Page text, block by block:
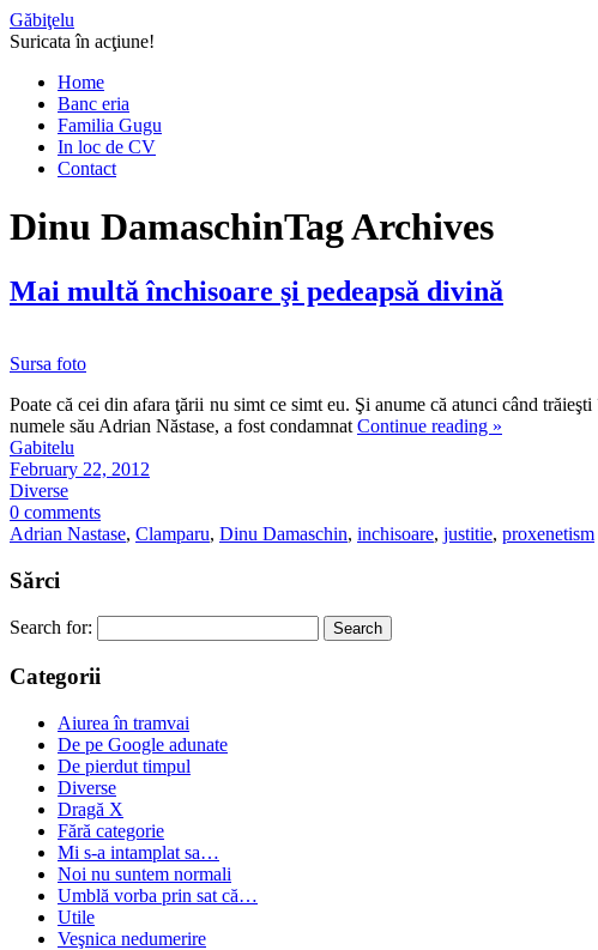
Găbiţelu
Suricata în acţiune!
Home
Banc eria
Familia Gugu
In loc de CV
Contact
Dinu DamaschinTag Archives
Mai multă închisoare şi pedeapsă divină
Sursa foto
Poate că cei din afara ţării nu simt ce simt eu. Şi anume că atunci când
numele său Adrian Năstase, a fost condamnat Continue reading »
Gabitelu
February 22, 2012
Diverse
0 comments
Adrian Nastase, Clamparu, Dinu Damaschin, inchisoare, justitie, proxenetism
Sărci
Search for:
Categorii
Aiurea în tramvai
De pe Google adunate
De pierdut timpul
Diverse
Dragă X
Fără categorie
Mi s-a intamplat sa…
Noi nu suntem normali
Umblă vorba prin sat că…
Utile
Veşnica nedumerire